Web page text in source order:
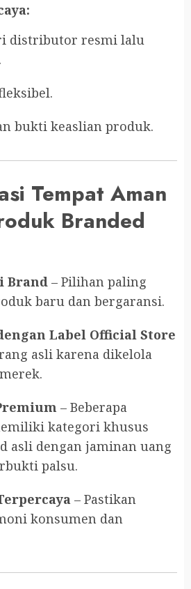
distributor resmi lalu
bukti keaslian produk.
Tempat Aman
Branded
Brand – Pilihan paling
baru dan bergaransi.
Label Official Store
asli karena dikelola
– Beberapa
kategori khusus
asli dengan jaminan uang
palsu.
– Pastikan
konsumen dan